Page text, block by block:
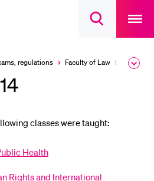
Open
main
regulations Faculty of Law Courses
classes were taught:
Health
Rights and International